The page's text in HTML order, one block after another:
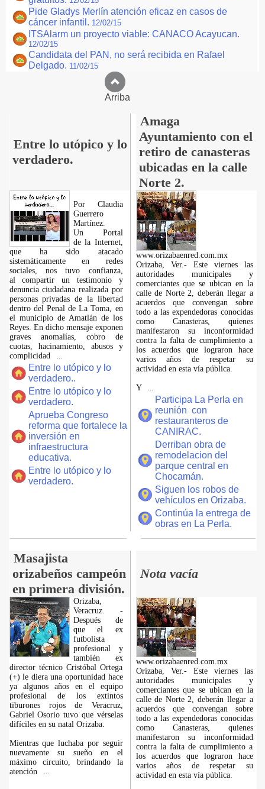
Pide Gladys Merlín atención eficaz en casos de
cáncer infantil. 12/02/15
ITSAlarm un proyecto viable: CANACO Acayucan.
12/02/15
Candidata del PAN, no será recibida en Rafael
Delgado. 11/02/15
Arriba
Entre lo utópico y lo
verdadero.
Amaga
Ayuntamiento con el
retiro de canasteras
ubicadas en la calle
Norte 2.
Por Claudia
Guerrero
Martínez.
​Un Portal
de la Internet,
que ha sido atacado
sistemáticamente en redes
sociales, nos tuvo confianza,
al compartir un testimonio y
denuncia ciudadana realizada por
personas privadas de la libertad
dentro del Penal de La Toma, en
el municipio de Amatlán de los
Reyes. En dicho mensaje exponen
graves anomalías, cobro de
cuotas, hacinamiento, abusos y
complicidad
Entre lo utópico y lo
verdadero..
Entre lo utópico y lo
verdadero.
Aprueba Congreso
reforma que fortalece la
inversión en
infraestructura
educativa.
Entre lo utópico y lo
verdadero.
www.orizabaenred.com.mx
Orizaba, Ver.- Este viernes las
autoridades municipales y
comerciantes que se ubican en la
calle de Norte 2, deberán llegar a
acuerdos que convengan sobre
todo a las expendedoras conocidas
como Canasteras, quienes
manifestaron su inconformidad
contra la falta de cumplimiento a
los acuerdos que lograron hace
varios años de respetar su
actividad en esta vía pública.
Y
Participa La Perla en
reunión con
restauranteros de
CANIRAC.
Derriban obra de
remodelacion del
parque central en
Chocamán.
Siguen los robos de
vehículos en Orizaba.
Continúa la entrega de
obras en La Perla.
Masajista
orizabeños campeón
en primera división.
Nota vacía
Orizaba,
Veracruz. -
Después de
que el ex
futbolista
profesional y
también ex
director técnico Cristóbal Ortega
(+) le diera una oportunidad hace
ya algunos años en el equipo
profesional de los extintos
tiburones rojos de Veracruz,
Gabriel Osorio tuvo que vérselas
difíciles en su natal Orizaba.
Mientras que luchaba por seguir
nuevamente su sueño en el
máximo circuito, brindando la
atención
www.orizabaenred.com.mx
Orizaba, Ver.- Este viernes las
autoridades municipales y
comerciantes que se ubican en la
calle de Norte 2, deberán llegar a
acuerdos que convengan sobre
todo a las expendedoras conocidas
como Canasteras, quienes
manifestaron su inconformidad
contra la falta de cumplimiento a
los acuerdos que lograron hace
varios años de respetar su
actividad en esta vía pública.